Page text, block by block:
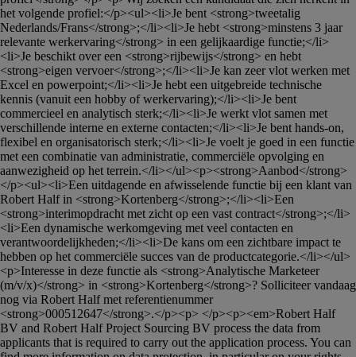
het volgende profiel:</p><ul><li>Je bent <strong>tweetalig
Nederlands/Frans</strong>;</li><li>Je hebt <strong>minstens 3 jaar
relevante werkervaring</strong> in een gelijkaardige functie;</li>
<li>Je beschikt over een <strong>rijbewijs</strong> en hebt
<strong>eigen vervoer</strong>;</li><li>Je kan zeer vlot werken met
Excel en powerpoint;</li><li>Je hebt een uitgebreide technische
kennis (vanuit een hobby of werkervaring);</li><li>Je bent
commercieel en analytisch sterk;</li><li>Je werkt vlot samen met
verschillende interne en externe contacten;</li><li>Je bent hands-on,
flexibel en organisatorisch sterk;</li><li>Je voelt je goed in een functie
met een combinatie van administratie, commerciële opvolging en
aanwezigheid op het terrein.</li></ul><p><strong>Aanbod</strong>
</p><ul><li>Een uitdagende en afwisselende functie bij een klant van
Robert Half in <strong>Kortenberg</strong>;</li><li>Een
<strong>interimopdracht met zicht op een vast contract</strong>;</li>
<li>Een dynamische werkomgeving met veel contacten en
verantwoordelijkheden;</li><li>De kans om een zichtbare impact te
hebben op het commerciële succes van de productcategorie.</li></ul>
<p>Interesse in deze functie als <strong>Analytische Marketeer
(m/v/x)</strong> in <strong>Kortenberg</strong>? Solliciteer vandaag
nog via Robert Half met referentienummer
<strong>000512647</strong>.</p><p> </p><p><em>Robert Half
BV and Robert Half Project Sourcing BV process the data from
applicants that is required to carry out the application process. You can